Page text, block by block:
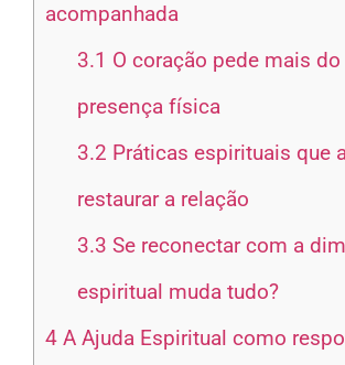
acompanhada
3.1 O coração pede mais do
presença física
3.2 Práticas espirituais que
restaurar a relação
3.3 Se reconectar com a
espiritual muda tudo?
4 A Ajuda Espiritual como